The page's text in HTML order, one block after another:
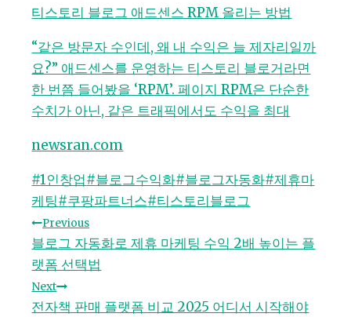
티스토리 블로그 애드센스 RPM 올리는 방법
“같은 방문자 수인데, 왜 내 수익은 늘 제자리일까
요?” 애드센스를 운영하는 티스토리 블로거라면
한 번쯤 들어봤을 ‘RPM’. 페이지 RPM은 단순한
수치가 아닌, 같은 트래픽에서도 수익을 최대
newsran.com
Post
Tags:
#1인창업#블로그수익화#블로그자동화#제휴마
케팅#쿠팡파트너스#티스토리블로그
글
탐
색
Previous
블로그 자동화로 제휴 마케팅 수익 2배 높이는 플
랫폼 선택법
Next
전자책 판매 플랫폼 비교 2025 어디서 시작해야